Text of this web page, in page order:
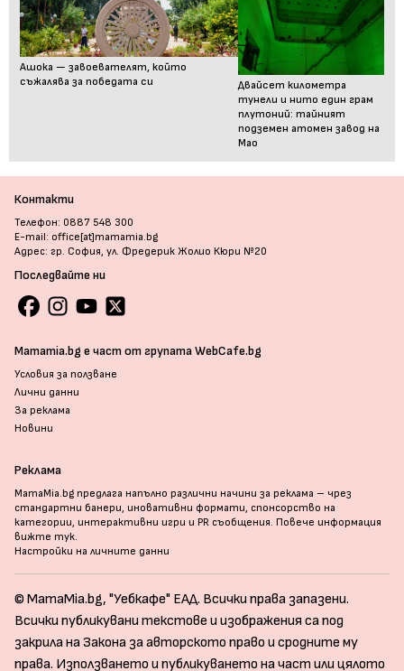
Ашока — завоевателят, който
съжалява за победата си
Двайсет километра
тунели и нито един грам
плутоний: тайният
подземен атомен завод на
Мао
Контакти
Телефон: 0887 548 300
E-mail: office[at]mamamia.bg
Адрес: гр. София, ул. Фредерик Жолио Кюри №20
Последвайте ни
Mamamia.bg е част от групата WebCafe.bg
Условия за ползване
Лични данни
За реклама
Новини
Реклама
MamaMia.bg предлага напълно различни начини за реклама – чрез
стандартни банери, иновативни формати, спонсорство на
категории, интерактивни игри и PR съобщения. Повече информация
вижте тук.
Настройки на личните данни
© MamaMia.bg, "Уебкафе" ЕАД. Всички права запазени.
Всички публикувани текстове и изображения са под
закрила на Закона за авторското право и сродните му
права. Използването и публикуването на част или цялото